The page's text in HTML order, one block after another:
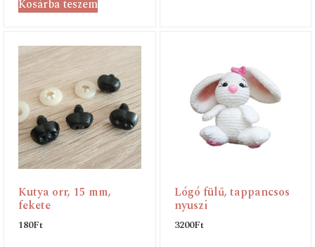
Kosárba teszem
Kutya orr, 15 mm,
fekete
180Ft
Lógó fülű, tappancsos
nyuszi
3200Ft